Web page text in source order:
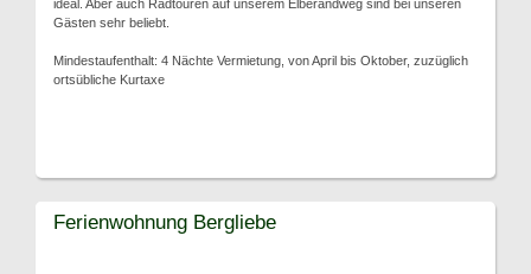
ideal. Aber auch Radtouren auf unserem Elberandweg sind bei unseren
Gästen sehr beliebt.
Mindestaufenthalt: 4 Nächte Vermietung, von April bis Oktober, zuzüglich
ortsübliche Kurtaxe
Ferienwohnung Bergliebe